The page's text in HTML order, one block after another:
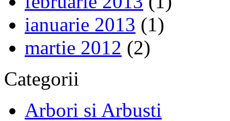
ianuarie 2013 (1)
martie 2012 (2)
Categorii
Arbori si Arbusti